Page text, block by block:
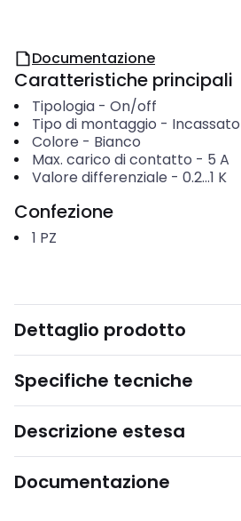
Documentazione
Caratteristiche principali
Tipologia- On/off
Tipo di montaggio - Incassato
Colore - Bianco
Max. carico di contatto - 5 A
Valore differenziale - 0.2...1 K
Confezione
1 PZ
Dettaglio prodotto
Specifiche tecniche
Descrizione estesa
Documentazione